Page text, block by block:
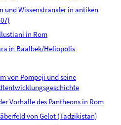
und Wissenstransfer in antiken
in Rom
in Baalbek/Heliopolis
von Pompeji und seine
Vorhalle des Pantheons in Rom
von Gelot (Tadzikistan)